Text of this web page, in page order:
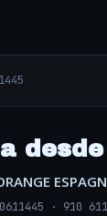
desde
· 910